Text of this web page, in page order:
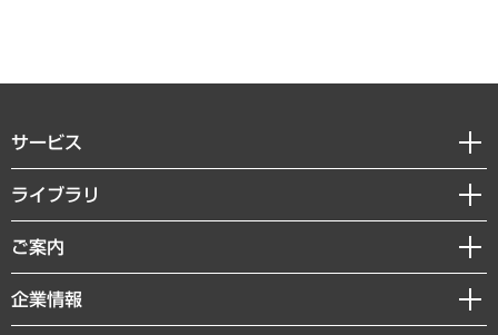
サービス
経営戦略
組織・人事戦略
デジタルイノベーション
ライブラリ
経済調査
レポート
コラム
ご案内
セミナー・イベント情報
MUFGビジネスセミナー
企業情報